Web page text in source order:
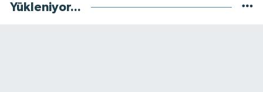
Yükleniyor...